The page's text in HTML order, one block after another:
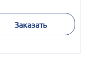
Заказать